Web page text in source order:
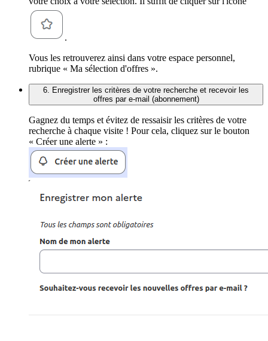
.
Vous les retrouverez ainsi dans votre espace personnel,
rubrique « Ma sélection d'offres ».
6. Enregistrer les critères de votre recherche et recevoir les
offres par e-mail (abonnement)
Gagnez du temps et évitez de ressaisir les critères de votre
recherche à chaque visite ! Pour cela, cliquez sur le bouton
« Créer une alerte » :